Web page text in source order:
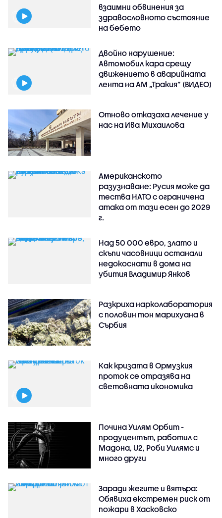
взаимни обвинения за
здравословното състояние
на бебето
Двойно нарушение:
Автомобил кара срещу
движението в аварийната
лента на АМ „Тракия” (ВИДЕО)
Отново отказаха лечение у
нас на Ива Михаилова
Американското
разузнаване: Русия може да
тества НАТО с ограничена
атака от тази есен до 2029
г.
Над 50 000 евро, злато и
скъпи часовници останали
недокоснати в дома на
убития Владимир Янков
Разкриха нарколаборатория
с половин тон марихуана в
Сърбия
Как кризата в Ормузкия
проток се отразява на
световната икономика
Почина Уилям Орбит -
продуцентът, работил с
Мадона, U2, Роби Уилямс и
много други
Заради жегите и вятъра:
Обявиха екстремен риск от
пожари в Хасковско